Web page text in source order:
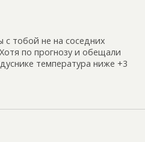
тобой не на соседних
Хотя по прогнозу и обещали
температура ниже +3